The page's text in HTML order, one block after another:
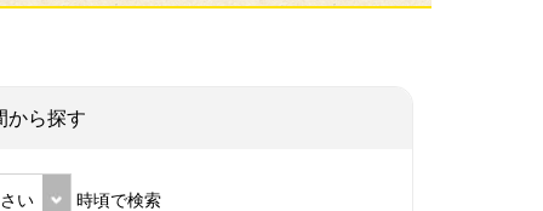
から探す
い 時頃で検索